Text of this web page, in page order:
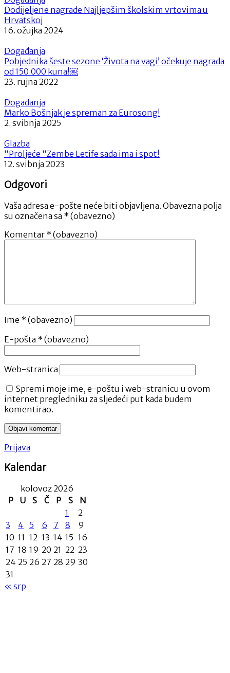
Dodijeljene nagrade Najljepšim školskim vrtovima u
Hrvatskoj
16. ožujka 2024
Događanja
Pobjednika šeste sezone ‘Života na vagi’ očekuje nagrada
od 150.000 kuna!￼
23. rujna 2022
Događanja
Marko Bošnjak je spreman za Eurosong!
2. svibnja 2025
Glazba
“Proljeće “Zembe Letife sada ima i spot!
12. svibnja 2023
Odgovori
Vaša adresa e-pošte neće biti objavljena. Obavezna polja
su označena sa * (obavezno)
Komentar * (obavezno)
Ime * (obavezno)
E-pošta * (obavezno)
Web-stranica
Spremi moje ime, e-poštu i web-stranicu u ovom
internet pregledniku za sljedeći put kada budem
komentirao.
Prijava
Kalendar
kolovoz 2026
P
U S Č P S
N
1
2
3
4 5 6 7 8
9
10 11 12 13 14 15 16
17 18 19 20 21 22 23
24 25 26 27 28 29 30
31
« srp